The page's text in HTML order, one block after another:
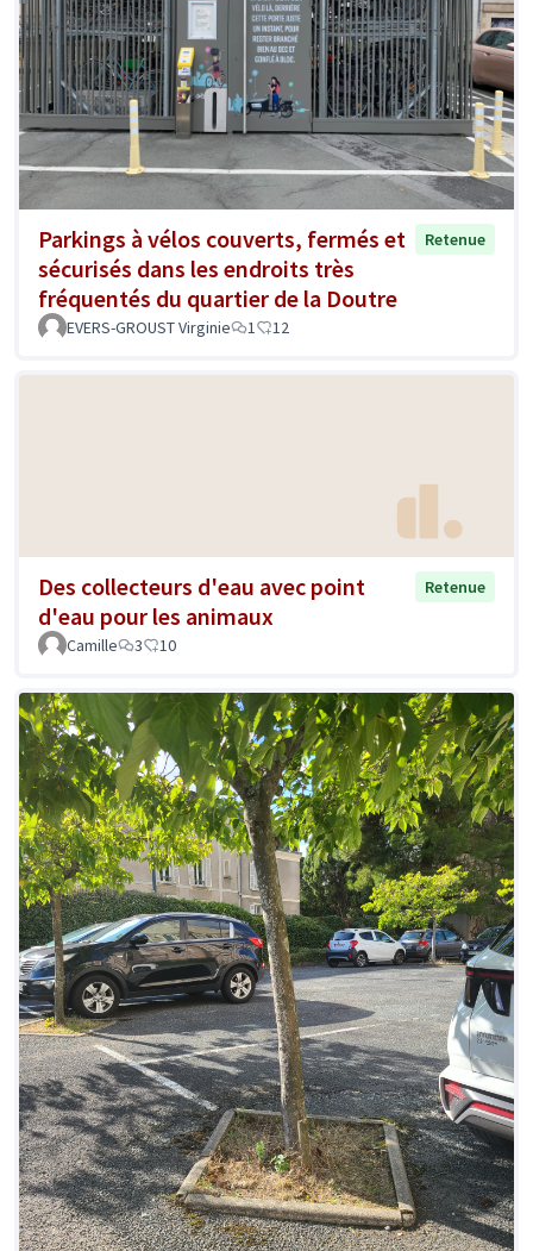
Parkings à vélos couverts, fermés et
sécurisés dans les endroits très
fréquentés du quartier de la Doutre
Retenue
EVERS-GROUST Virginie 1 12
Des collecteurs d'eau avec point
d'eau pour les animaux
Retenue
Camille 3 10